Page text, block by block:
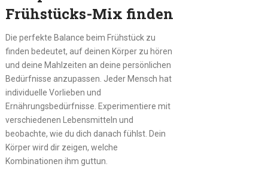
Frühstücks-Mix finden
Die perfekte Balance beim Frühstück zu
finden bedeutet, auf deinen Körper zu hören
und deine Mahlzeiten an deine persönlichen
Bedürfnisse anzupassen. Jeder Mensch hat
individuelle Vorlieben und
Ernährungsbedürfnisse. Experimentiere mit
verschiedenen Lebensmitteln und
beobachte, wie du dich danach fühlst. Dein
Körper wird dir zeigen, welche
Kombinationen ihm guttun.